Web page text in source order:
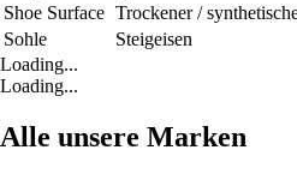
Shoe Surface Trockener /
Sohle
Steigeisen
Loading...
Loading...
Alle unsere Marken